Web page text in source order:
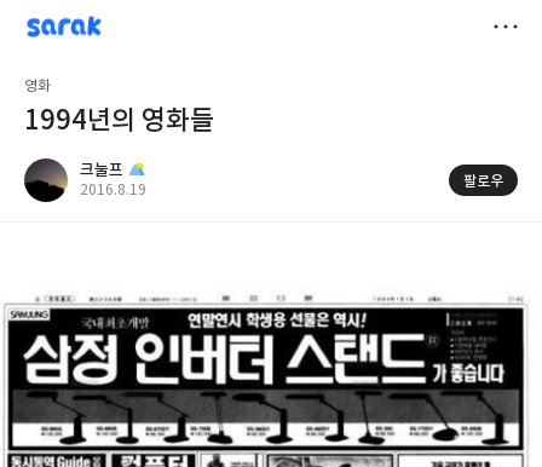
sarak
크눌프
영화
1994년의 영화들
크눌프
공
2016.8.19
팔로우